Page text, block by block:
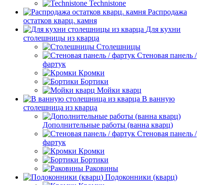
Technistone
Распродажа
остатков кварц. камня
Для кухни
столешницы из кварца
Столешницы
Стеновая панель /
фартук
Кромки
Бортики
Мойки кварц
В ванную
столешница из кварца
Дополнительные работы (ванна кварц)
Стеновая панель /
фартук
Кромки
Бортики
Раковины
Подоконники (кварц)